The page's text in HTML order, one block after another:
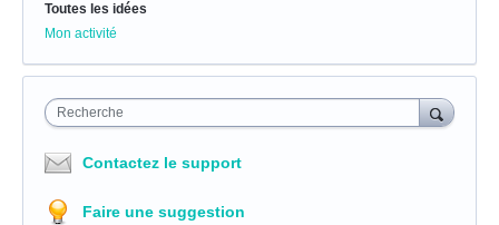
Toutes les idées
Mon activité
Recherche
Contactez le support
Faire une suggestion